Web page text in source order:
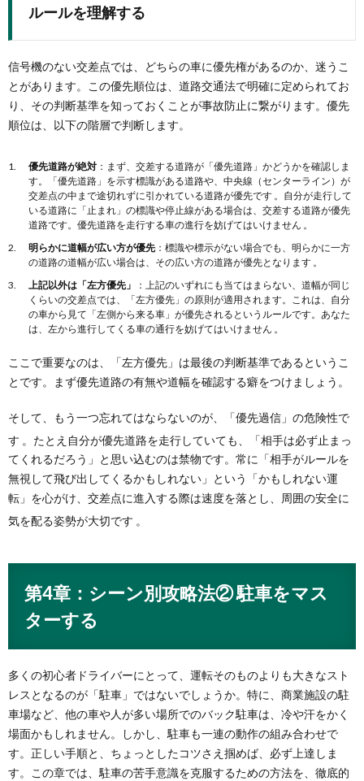
ルールを理解する
信号機のない交差点では、どちらの車に優先権があるのか、迷うこ
とがあります。この優先順位は、道路交通法で明確に定められてお
り、その判断基準を知っておくことが事故防止に繋がります。優先
順位は、以下の階層で判断します。
優先道路が絶対 ：まず、交差する道路が「優先道路」かどうかを確認しま
す。「優先道路」を示す標識がある道路や、中央線（センターライン）が
交差点の中まで途切れずに引かれている道路が優先です 。自分が走行して
いる道路に「止まれ」の標識や停止線がある場合は、交差する道路が優先
道路です。優先道路を走行する車の進行を妨げてはいけません 。
明らかに道幅が広い方が優先 ：標識や標示がない場合でも、明らかに一方
の道路の道幅が広い場合は、その広い方の道路が優先となります 。
上記以外は「左方優先」
：上記のいずれにも当てはまらない、道幅が同じ
くらいの交差点では、「左方優先」の原則が適用されます。これは、自分
の車から見て「左側から来る車」が優先されるというルールです。あなた
は、左から進行してくる車の通行を妨げてはいけません 。
ここで重要なのは、「左方優先」は最後の判断基準であるというこ
とです。まず優先道路の有無や道幅を確認する癖をつけましょう。
そして、もう一つ忘れてはならないのが、「優先過信」の危険性で
す
。たとえ自分が優先道路を走行していても、「相手は必ず止まっ
てくれるだろう」と思い込むのは禁物です。常に「相手がルールを
無視して飛び出してくるかもしれない」という「かもしれない運
転」を心がけ、交差点に進入する際は速度を落とし、周囲の安全に
気を配る姿勢が大切です 。
第4章：シーン別攻略法② 駐車をマス
ターする
多くの初心者ドライバーにとって、運転そのものよりも大きなスト
レスとなるのが「駐車」ではないでしょうか。特に、商業施設の駐
車場など、他の車や人が多い場所でのバック駐車は、冷や汗をかく
場面かもしれません。しかし、駐車も一連の動作の組み合わせで
す。正しい手順と、ちょっとしたコツさえ掴めば、必ず上達しま
す。この章では、駐車の苦手意識を克服するための方法を、徹底的